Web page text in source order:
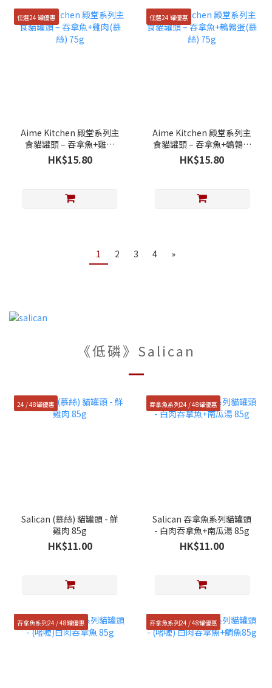
任選24 罐優惠
Aime Kitchen 殿堂系列主
食貓罐頭 – 吞拿魚+雞肉
(慕絲) 75g
HK$15.80
任選24 罐優惠
Aime Kitchen 殿堂系列主
食貓罐頭 – 吞拿魚+鵪鶉蛋
(慕絲) 75g
HK$15.80
1 2 3 4 »
《低磷》Salican
24 / 48罐優惠
Salican (慕絲) 貓罐頭 - 鮮
雞肉 85g
HK$11.00
吞拿魚系列24 / 48罐優惠
Salican 吞拿魚系列貓罐頭
- 白肉吞拿魚+南瓜湯 85g
HK$11.00
吞拿魚系列24 / 48罐優惠 吞拿魚系列24 / 48罐優惠